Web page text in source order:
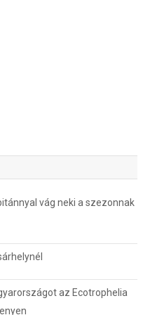
vág neki a szezonnak
az Ecotrophelia